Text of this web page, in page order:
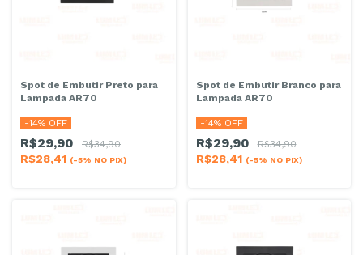
Spot de Embutir Preto para
Lampada AR70
-14% OFF
R$29,90 R$34,90
R$28,41 (-5% NO PIX)
Spot de Embutir Branco para
Lampada AR70
-14% OFF
R$29,90 R$34,90
R$28,41 (-5% NO PIX)